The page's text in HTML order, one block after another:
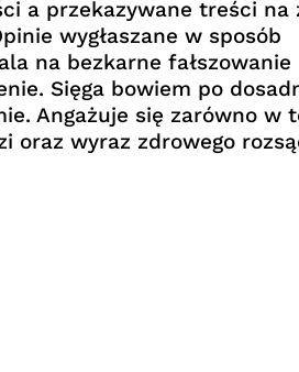
a przekazywane treści na
wygłaszane w sposób
na bezkarne fałszowanie
Sięga bowiem po
Angażuje się zarówno w
oraz wyraz zdrowego